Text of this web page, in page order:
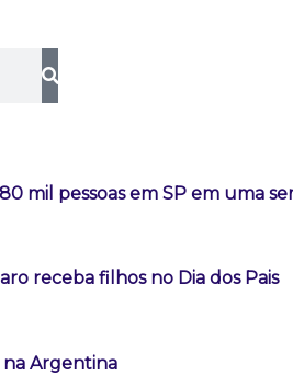
mil pessoas em SP em uma
receba filhos no Dia dos Pais
na Argentina